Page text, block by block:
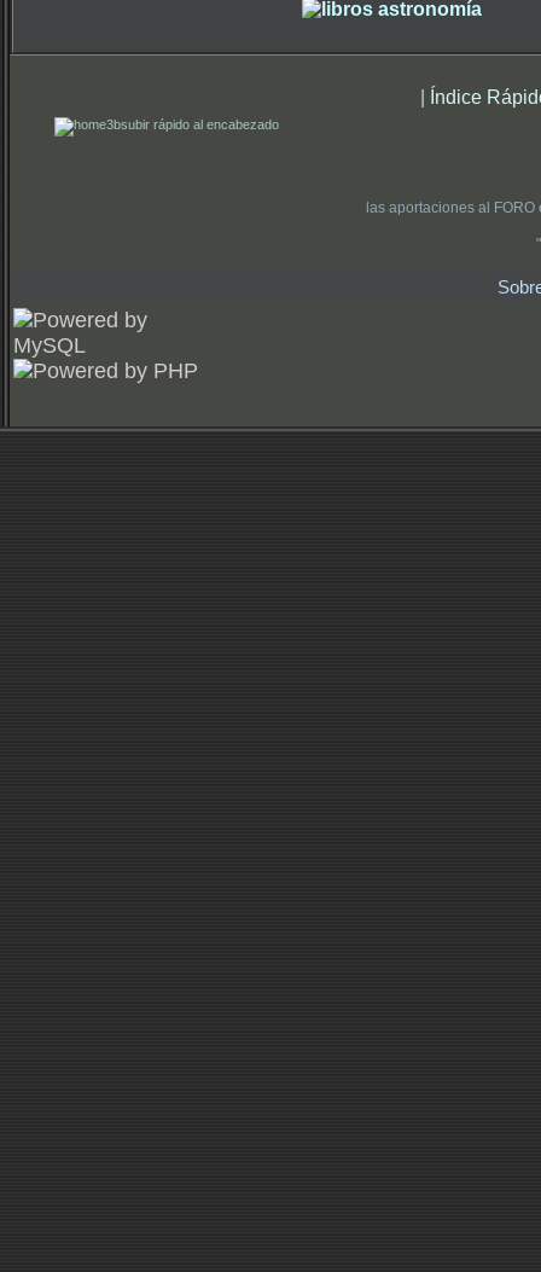
| Índice
subir rápido al encabezado
las aportaciones al